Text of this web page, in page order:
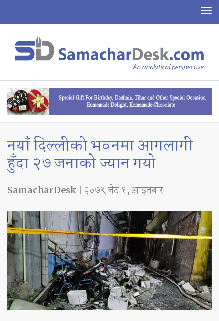
नयाँ दिल्लीकाे भवनमा आगलागी
हुँदा २७ जनाको ज्यान गयो
SamacharDesk | २०७९ जेठ १, आइतबार